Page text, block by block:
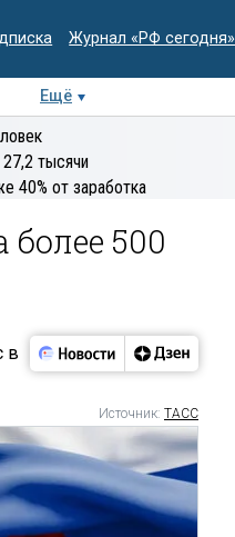
Журнал «РФ сегодня»
Ещё
тысячи
40% от заработка
500
в
Источник: ТАСС